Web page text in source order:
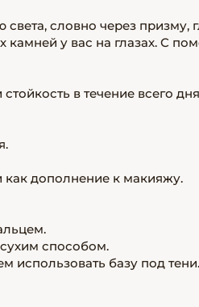
словно через призму,
у вас на глазах. С
в течение всего
как дополнение к макияжу.
способом.
использовать базу под тени.